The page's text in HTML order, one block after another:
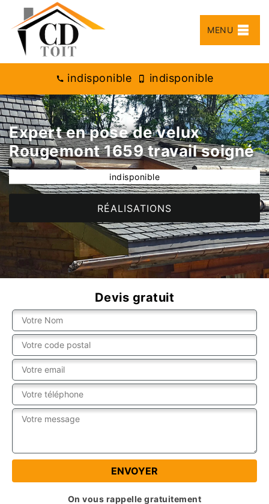
MENU
indisponible indisponible
Expert en pose de velux
Rougemont 1659 travail soigné
indisponible
RÉALISATIONS
Devis gratuit
On vous rappelle gratuitement